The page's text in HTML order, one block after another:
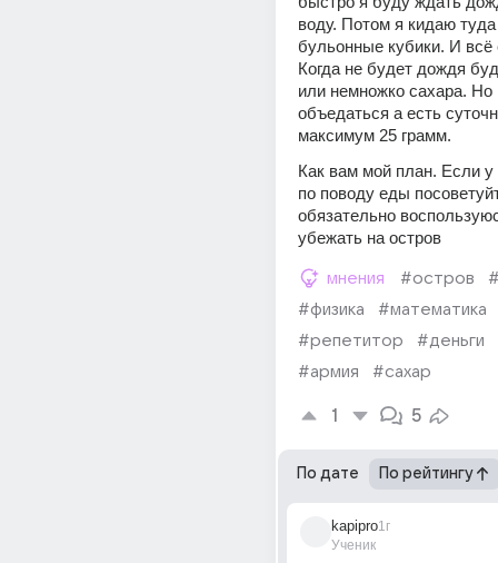
воду. Потом я кидаю
бульонные кубики. И всё
Когда не будет дождя
или немножко сахара. Но
объедаться а есть
максимум 25 грамм.
Как вам мой план. Если у
по поводу еды
обязательно
убежать на остров
мнения #остров
#физика
#математика
#репетитор
#деньги
#армия
#сахар
1 5
По дате По рейтингу
kapipro
Ученик
1г